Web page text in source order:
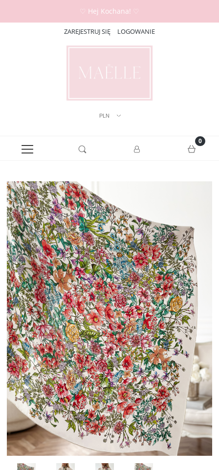
♡ Hej Kochana! ♡
ZAREJESTRUJ SIĘ LOGOWANIE